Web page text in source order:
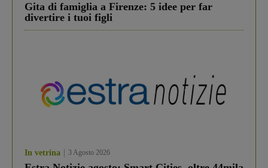
Gita di famiglia a Firenze: 5 idee per far
divertire i tuoi figli
In vetrina 3 Agosto 2026